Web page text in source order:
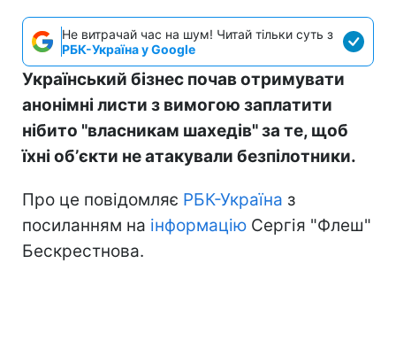
Не витрачай час на шум! Читай тільки суть з
РБК-Україна у Google
Український бізнес почав отримувати
анонімні листи з вимогою заплатити
нібито "власникам шахедів" за те, щоб
їхні обʼєкти не атакували безпілотники.
Про це повідомляє РБК-Україна з
посиланням на інформацію Сергія "Флеш"
Бескрестнова.